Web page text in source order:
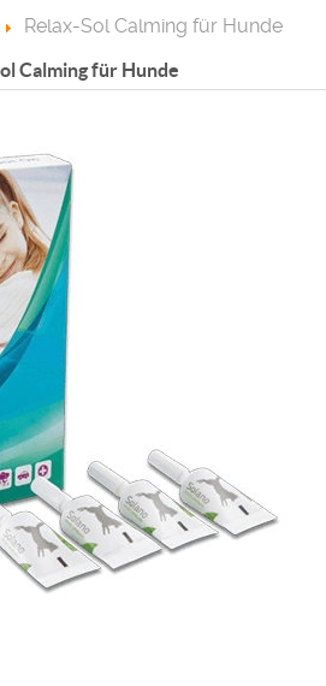
Relax-Sol Calming für Hunde
Calming für Hunde